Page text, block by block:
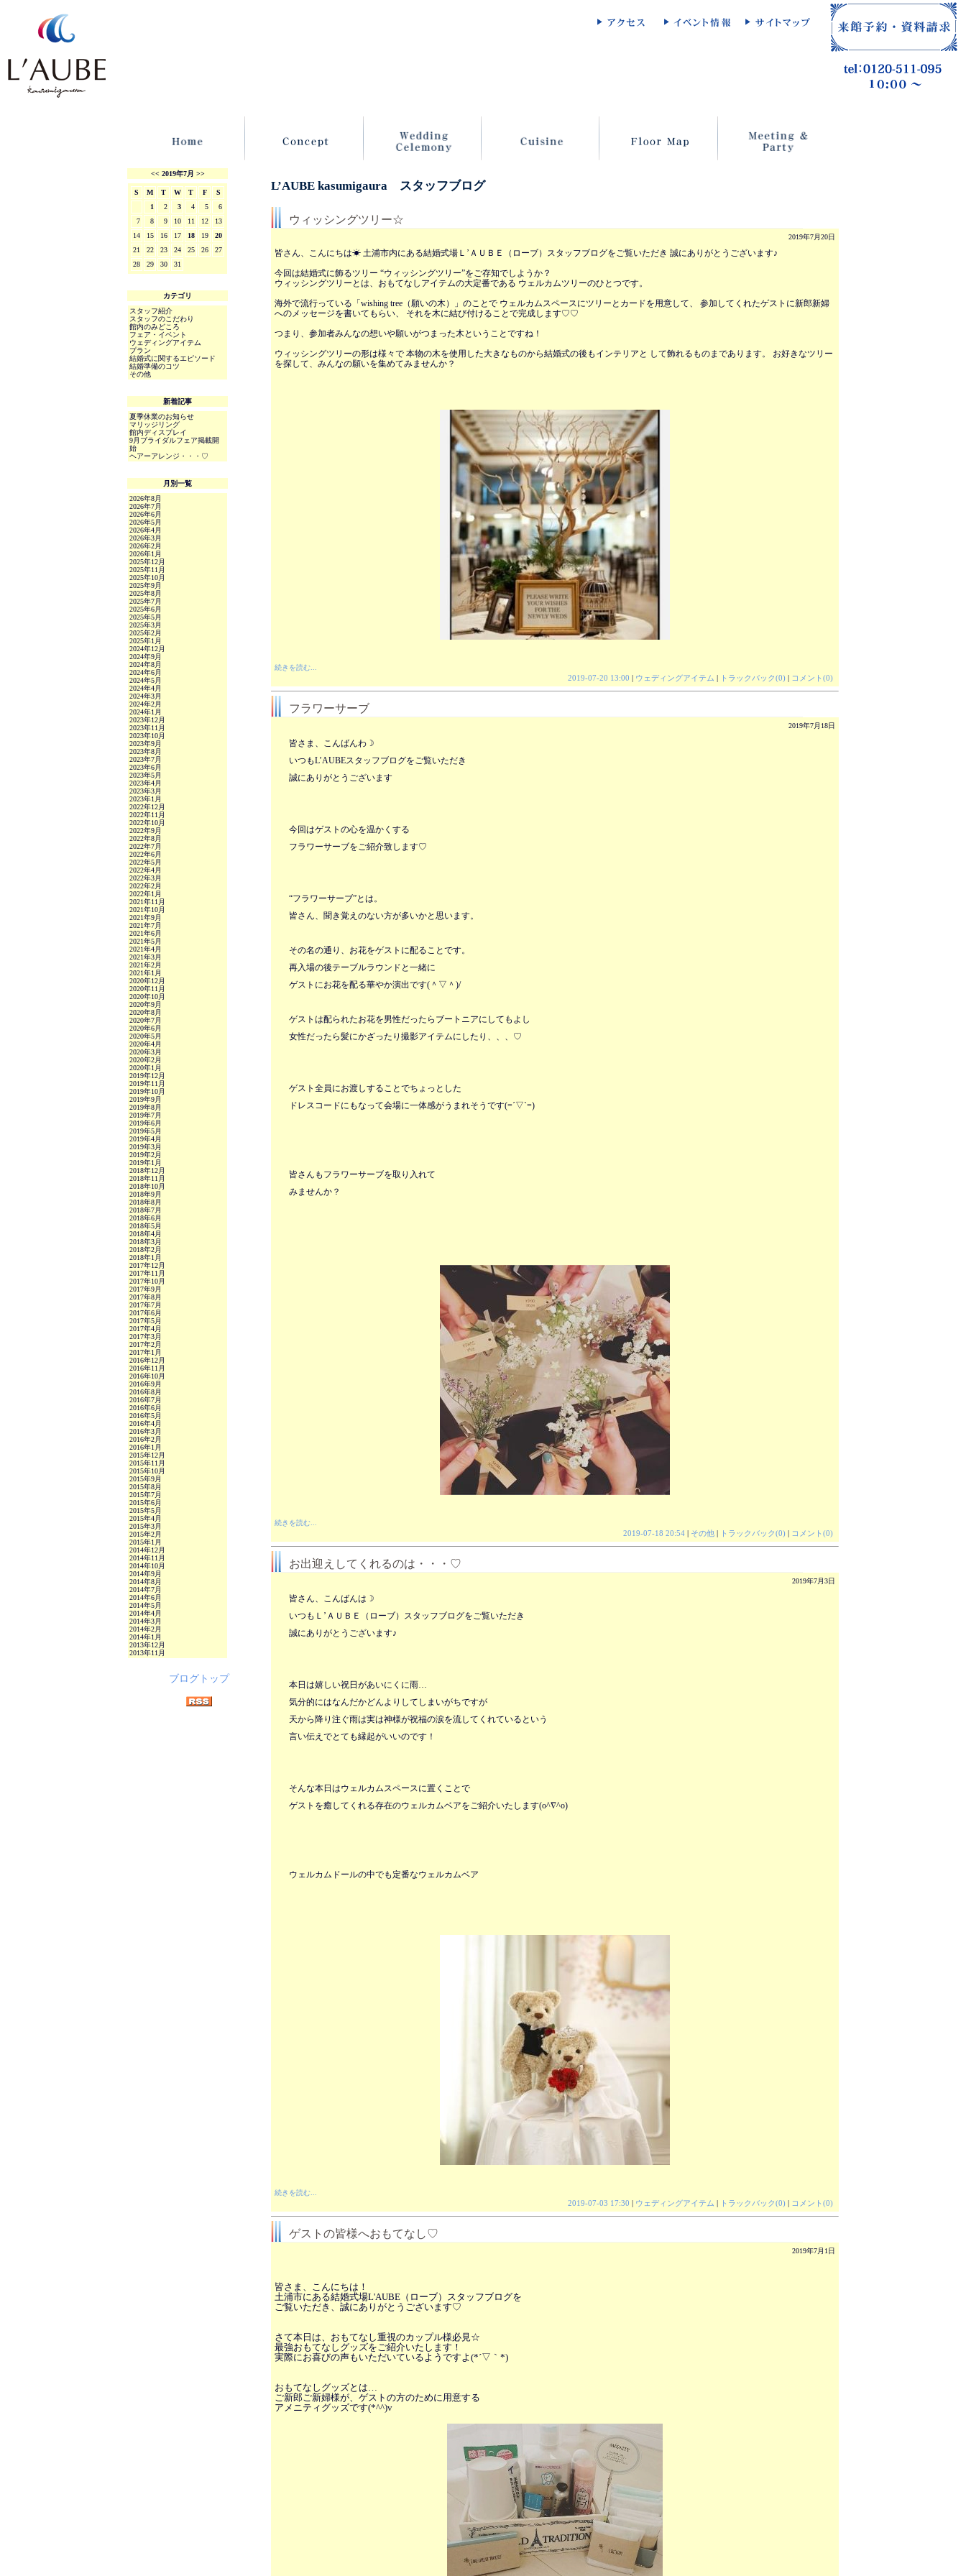
L’AUBE kasumigaura スタッフブログ
ウィッシングツリー☆
2019年7月20日
皆さん、こんにちは☀ 土浦市内にある結婚式場Ｌ’ＡＵＢＥ（ローブ）スタッフブログをご覧いただき 誠にありがとうございます♪
今回は結婚式に飾るツリー “ウィッシングツリー”をご存知でしようか？
ウィッシングツリーとは、おもてなしアイテムの大定番である ウェルカムツリーのひとつです。
海外で流行っている「wishing tree（願いの木）」のことで ウェルカムスペースにツリーとカードを用意して、 参加してくれたゲストに新郎新婦
へのメッセージを書いてもらい、 それを木に結び付けることで完成します♡♡
つまり、参加者みんなの想いや願いがつまった木ということですね！
ウィッシングツリーの形は様々で 本物の木を使用した大きなものから結婚式の後もインテリアと して飾れるものまであります。 お好きなツリー
を探して、みんなの願いを集めてみませんか？
続きを読む...
2019-07-20 13:00 | ウェディングアイテム | トラックバック(0) | コメント(0)
フラワーサーブ
2019年7月18日
皆さま、こんばんわ☽
いつもL’AUBEスタッフブログをご覧いただき
誠にありがとうございます
今回はゲストの心を温かくする
フラワーサーブをご紹介致します♡
“フラワーサーブ”とは。
皆さん、聞き覚えのない方が多いかと思います。
その名の通り、お花をゲストに配ることです。
再入場の後テーブルラウンドと一緒に
ゲストにお花を配る華やか演出です(＾▽＾)/
ゲストは配られたお花を男性だったらブートニアにしてもよし
女性だったら髪にかざったり撮影アイテムにしたり、、、♡
ゲスト全員にお渡しすることでちょっとした
ドレスコードにもなって会場に一体感がうまれそうです(=´▽`=)
皆さんもフラワーサーブを取り入れて
みませんか？
続きを読む...
2019-07-18 20:54 | その他 | トラックバック(0) | コメント(0)
お出迎えしてくれるのは・・・♡
2019年7月3日
皆さん、こんばんは☽
いつもＬ’ＡＵＢＥ（ローブ）スタッフブログをご覧いただき
誠にありがとうございます♪
本日は嬉しい祝日があいにくに雨…
気分的にはなんだかどんよりしてしまいがちですが
天から降り注ぐ雨は実は神様が祝福の涙を流してくれているという
言い伝えでとても縁起がいいのです！
そんな本日はウェルカムスペースに置くことで
ゲストを癒してくれる存在のウェルカムベアをご紹介いたします(o^∇^o)
ウェルカムドールの中でも定番なウェルカムベア
続きを読む...
2019-07-03 17:30 | ウェディングアイテム | トラックバック(0) | コメント(0)
ゲストの皆様へおもてなし♡
2019年7月1日
皆さま、こんにちは！
土浦市にある結婚式場L'AUBE（ローブ）スタッフブログを
ご覧いただき、 誠にありがとうございます♡
さて本日は、おもてなし重視のカップル様必見☆
最強おもてなしグッズをご紹介いたします！
実際にお喜びの声もいただいているようですよ(*´▽｀*)
おもてなしグッズとは…
ご新郎ご新婦様が、ゲストの方のために用意する
アメニティグッズです(*^^)v
<< 2019年7月 >>
S M T W T F
S
1
2 3 4 5
6
7
8 9 10 11 12
13
14
15 16 17 18 19
20
21
22 23 24 25 26
27
28
29 30 31
カテゴリ
スタッフ紹介
スタッフのこだわり
館内のみどころ
フェア・イベント
ウェディングアイテム
プラン
結婚式に関するエピソード
結婚準備のコツ
その他
新着記事
夏季休業のお知らせ
マリッジリング
館内ディスプレイ
9月ブライダルフェア掲載開
始
ヘアーアレンジ・・・♡
月別一覧
2026年8月
2026年7月
2026年6月
2026年5月
2026年4月
2026年3月
2026年2月
2026年1月
2025年12月
2025年11月
2025年10月
2025年9月
2025年8月
2025年7月
2025年6月
2025年5月
2025年3月
2025年2月
2025年1月
2024年12月
2024年9月
2024年8月
2024年6月
2024年5月
2024年4月
2024年3月
2024年2月
2024年1月
2023年12月
2023年11月
2023年10月
2023年9月
2023年8月
2023年7月
2023年6月
2023年5月
2023年4月
2023年3月
2023年1月
2022年12月
2022年11月
2022年10月
2022年9月
2022年8月
2022年7月
2022年6月
2022年5月
2022年4月
2022年3月
2022年2月
2022年1月
2021年11月
2021年10月
2021年9月
2021年7月
2021年6月
2021年5月
2021年4月
2021年3月
2021年2月
2021年1月
2020年12月
2020年11月
2020年10月
2020年9月
2020年8月
2020年7月
2020年6月
2020年5月
2020年4月
2020年3月
2020年2月
2020年1月
2019年12月
2019年11月
2019年10月
2019年9月
2019年8月
2019年7月
2019年6月
2019年5月
2019年4月
2019年3月
2019年2月
2019年1月
2018年12月
2018年11月
2018年10月
2018年9月
2018年8月
2018年7月
2018年6月
2018年5月
2018年4月
2018年3月
2018年2月
2018年1月
2017年12月
2017年11月
2017年10月
2017年9月
2017年8月
2017年7月
2017年6月
2017年5月
2017年4月
2017年3月
2017年2月
2017年1月
2016年12月
2016年11月
2016年10月
2016年9月
2016年8月
2016年7月
2016年6月
2016年5月
2016年4月
2016年3月
2016年2月
2016年1月
2015年12月
2015年11月
2015年10月
2015年9月
2015年8月
2015年7月
2015年6月
2015年5月
2015年4月
2015年3月
2015年2月
2015年1月
2014年12月
2014年11月
2014年10月
2014年9月
2014年8月
2014年7月
2014年6月
2014年5月
2014年4月
2014年3月
2014年2月
2014年1月
2013年12月
2013年11月
ブログトップ